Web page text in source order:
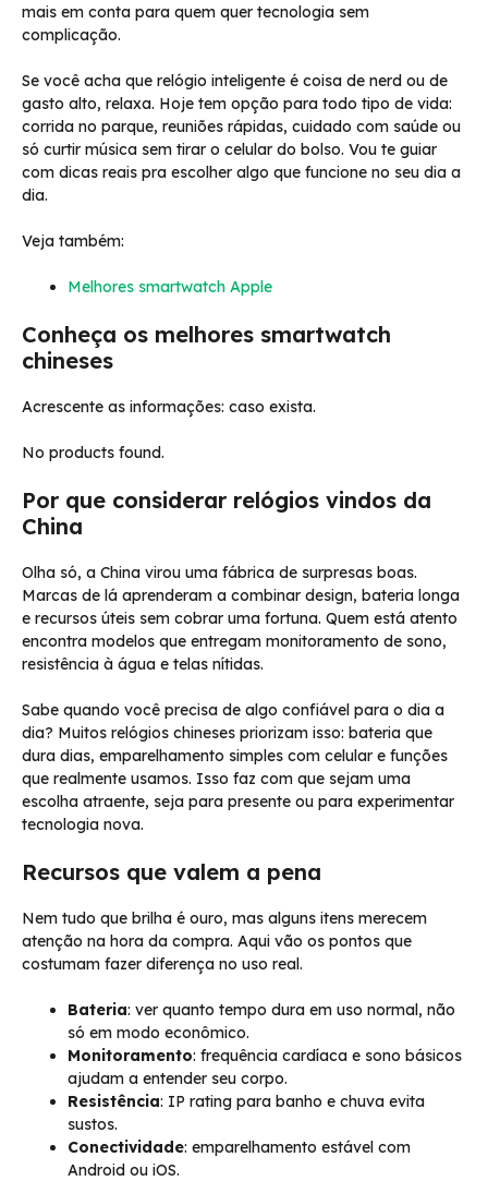
mais em conta para quem quer tecnologia sem
complicação.
Se você acha que relógio inteligente é coisa de nerd ou de
gasto alto, relaxa. Hoje tem opção para todo tipo de vida:
corrida no parque, reuniões rápidas, cuidado com saúde ou
só curtir música sem tirar o celular do bolso. Vou te guiar
com dicas reais pra escolher algo que funcione no seu dia a
dia.
Veja também:
Melhores smartwatch Apple
Conheça os melhores smartwatch
chineses
Acrescente as informações: caso exista.
No products found.
Por que considerar relógios vindos da
China
Olha só, a China virou uma fábrica de surpresas boas.
Marcas de lá aprenderam a combinar design, bateria longa
e recursos úteis sem cobrar uma fortuna. Quem está atento
encontra modelos que entregam monitoramento de sono,
resistência à água e telas nítidas.
Sabe quando você precisa de algo confiável para o dia a
dia? Muitos relógios chineses priorizam isso: bateria que
dura dias, emparelhamento simples com celular e funções
que realmente usamos. Isso faz com que sejam uma
escolha atraente, seja para presente ou para experimentar
tecnologia nova.
Recursos que valem a pena
Nem tudo que brilha é ouro, mas alguns itens merecem
atenção na hora da compra. Aqui vão os pontos que
costumam fazer diferença no uso real.
Bateria: ver quanto tempo dura em uso normal, não
só em modo econômico.
Monitoramento: frequência cardíaca e sono básicos
ajudam a entender seu corpo.
Resistência: IP rating para banho e chuva evita
sustos.
Conectividade: emparelhamento estável com
Android ou iOS.